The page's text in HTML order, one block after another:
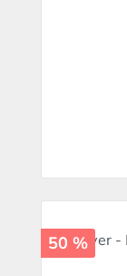
50 %